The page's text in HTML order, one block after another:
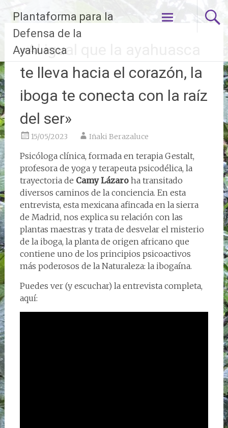
contenido
Plantaforma para la
Defensa de la
Ayahuasca
«Al igual que la ayahuasca
te lleva hacia el corazón, la
iboga te conecta con la raíz
del ser»
15/05/2023 Iñaki Berazaluce
Psicóloga clínica, formada en terapia Gestalt,
profesora de yoga y terapeuta psicodélica, la
trayectoria de Camy Lázaroha transitado
diversos caminos de la conciencia. En esta
entrevista, esta mexicana afincada en la sierra
de Madrid, nos explica su relación con las
plantas maestras y trata de desvelar el misterio
de la iboga, la planta de origen africano que
contiene uno de los principios psicoactivos
más poderosos de la Naturaleza: la ibogaína.
Puedes ver (y escuchar) la entrevista completa,
aquí: